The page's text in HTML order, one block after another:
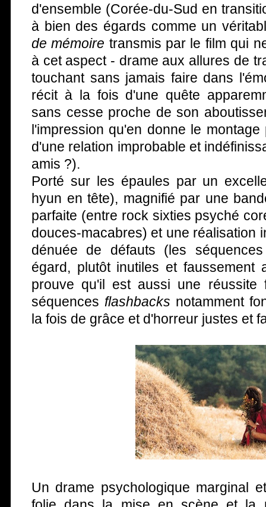
d'ensemble (Corée-du-Sud en
à bien des égards comme un
de mémoire transmis par le film qui
à cet aspect - drame aux allures de
touchant sans jamais faire dans
récit à la fois d'une quête
sans cesse proche de son
l'impression qu'en donne le
d'une relation improbable et
amis ?).
Porté sur les épaules par un
hyun en tête), magnifié par une
parfaite (entre rock sixties psyché
douces-macabres) et une réalisation
dénuée de défauts (les
égard, plutôt inutiles et faussement
prouve qu'il est aussi une réussite
séquences flashbacks notamment
la fois de grâce et d'horreur justes et
Un drame psychologique marginal